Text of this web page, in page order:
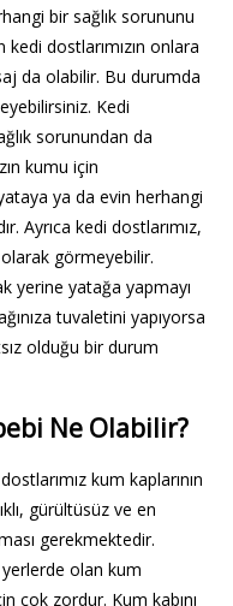
bir sağlık sorununu
dostlarımızın onlara
da olabilir. Bu durumda
Kedi
sorunundan da
kumu için
ya da evin herhangi
Ayrıca kedi dostlarımız,
görmeyebilir.
yerine yatağa yapmayı
tuvaletini yapıyorsa
olduğu bir durum
Ne Olabilir?
kum kaplarının
gürültüsüz ve en
gerekmektedir.
yerlerde olan kum
çok zordur. Kum kabını